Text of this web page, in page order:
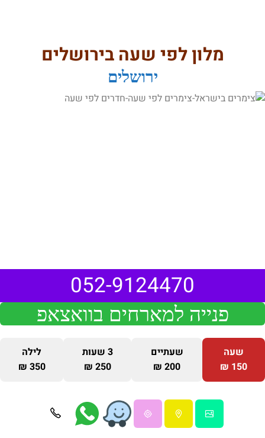
מלון לפי שעה בירושלים
ירושלים
052-9124470
פנייה למארחים בוואצאפ
שעה
150 ₪
שעתיים
200 ₪
3 שעות
250 ₪
לילה
350 ₪